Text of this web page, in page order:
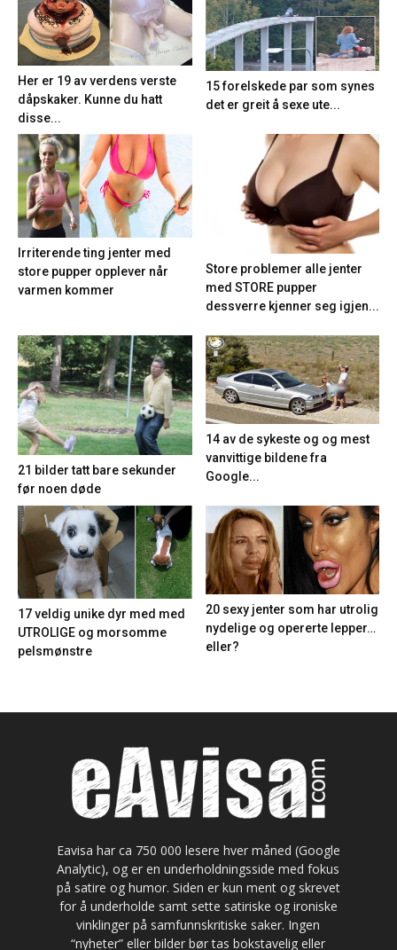
Her er 19 av verdens verste
dåpskaker. Kunne du hatt
disse...
15 forelskede par som synes
det er greit å sexe ute...
Irriterende ting jenter med
store pupper opplever når
varmen kommer
Store problemer alle jenter
med STORE pupper
dessverre kjenner seg igjen...
21 bilder tatt bare sekunder
før noen døde
14 av de sykeste og og mest
vanvittige bildene fra
Google...
17 veldig unike dyr med med
UTROLIGE og morsomme
pelsmønstre
20 sexy jenter som har utrolig
nydelige og opererte lepper…
eller?
Eavisa har ca 750 000 lesere hver måned (Google
Analytic), og er en underholdningsside med fokus
på satire og humor. Siden er kun ment og skrevet
for å underholde samt sette satiriske og ironiske
vinklinger på samfunnskritiske saker. Ingen
“nyheter” eller bilder bør tas bokstavelig eller